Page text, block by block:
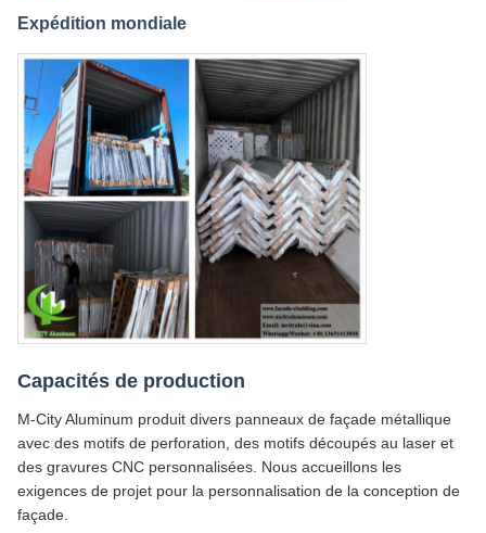
Expédition mondiale
Capacités de production
M-City Aluminum produit divers panneaux de façade métallique
avec des motifs de perforation, des motifs découpés au laser et
des gravures CNC personnalisées. Nous accueillons les
exigences de projet pour la personnalisation de la conception de
façade.